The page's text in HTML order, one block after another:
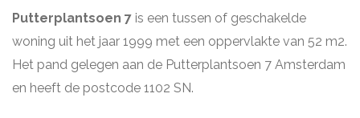
Putterplantsoen 7 is een tussen of geschakelde
woning uit het jaar 1999 met een oppervlakte van 52 m2.
Het pand gelegen aan de Putterplantsoen 7 Amsterdam
en heeft de postcode 1102 SN.